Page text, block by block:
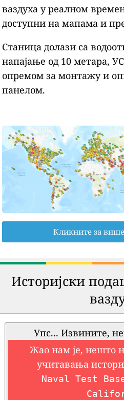
ваздуха у реалном
доступни на мапама и
Станица долази са
напајање од 10 метара,
опремом за монтажу и
панелом.
Кликните за
Историјски
Упс... Извините,
Жао нам је, нешто
учитавања
Naval Test